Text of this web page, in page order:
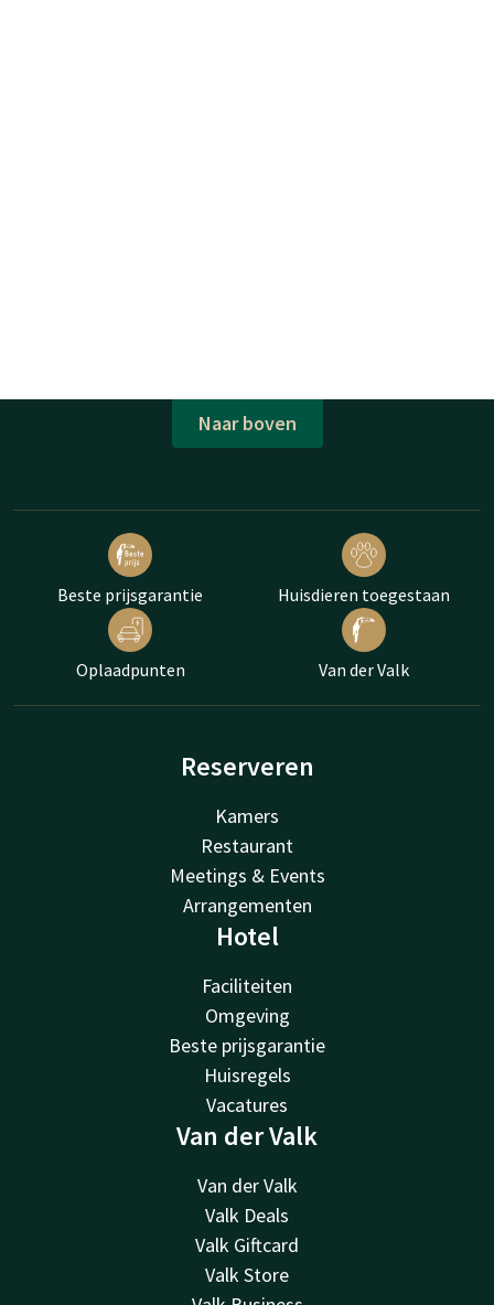
Naar boven
Beste prijsgarantie Huisdieren toegestaan
Oplaadpunten Van der Valk
Reserveren
Kamers
Restaurant
Meetings & Events
Arrangementen
Hotel
Faciliteiten
Omgeving
Beste prijsgarantie
Huisregels
Vacatures
Van der Valk
Van der Valk
Valk Deals
Valk Giftcard
Valk Store